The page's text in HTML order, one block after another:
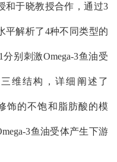
和于晓教授合作，通过3
平解析了4种不同类型的
分别刺激Omega-3鱼油受
维结构，详细阐述了
饰的不饱和脂肪酸的模
3鱼油受体产生下游